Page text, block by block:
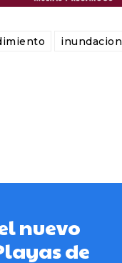
inundacion
nuevo
de